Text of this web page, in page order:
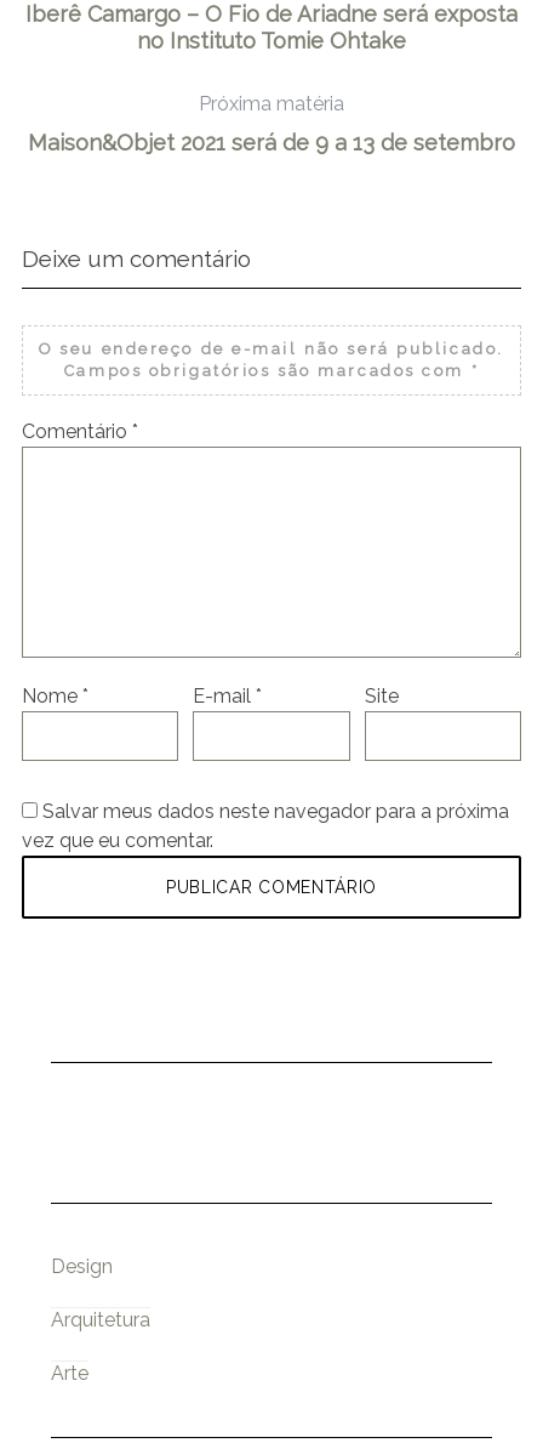
Iberê Camargo – O Fio de Ariadne será exposta
no Instituto Tomie Ohtake
Próxima matéria
Maison&Objet 2021 será de 9 a 13 de setembro
Deixe um comentário
O seu endereço de e-mail não será publicado.
Campos obrigatórios são marcados com *
Comentário *
Nome * E-mail* Site
Salvar meus dados neste navegador para a próxima
vez que eu comentar.
Design
Arquitetura
Arte